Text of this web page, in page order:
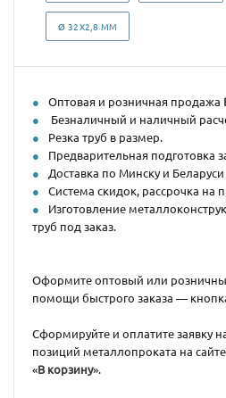
Ø 32Х2,8 ММ
Оптовая и розничная продажа
Безналичный и наличный
Резка труб в размер.
Предварительная подготовка
Доставка по Минску и
Система скидок, рассрочка на
Изготовление
труб под заказ.
Оформите оптовый или
помощи быстрого заказа —
Сформируйте и оплатите заявку
позиций металлопроката на
«В корзину».